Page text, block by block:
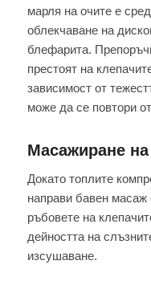
марля на очите е
облекчаване на
блефарита.
престоят на
зависимост от
може да се повтори
Масажиране на
Докато топлите
направи бавен масаж
ръбовете на
дейността на
изсушаване.